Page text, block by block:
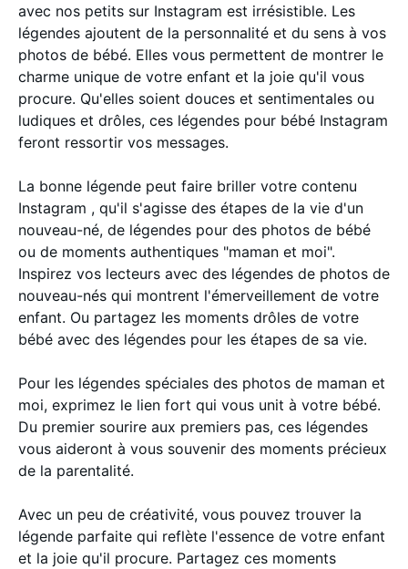
avec nos petits sur Instagram est irrésistible. Les
légendes ajoutent de la personnalité et du sens à vos
photos de bébé. Elles vous permettent de montrer le
charme unique de votre enfant et la joie qu'il vous
procure. Qu'elles soient douces et sentimentales ou
ludiques et drôles, ces légendes pour bébé Instagram
feront ressortir vos messages.
La bonne légende peut faire briller votre contenu
Instagram , qu'il s'agisse des étapes de la vie d'un
nouveau-né, de légendes pour des photos de bébé
ou de moments authentiques "maman et moi".
Inspirez vos lecteurs avec des légendes de photos de
nouveau-nés qui montrent l'émerveillement de votre
enfant. Ou partagez les moments drôles de votre
bébé avec des légendes pour les étapes de sa vie.
Pour les légendes spéciales des photos de maman et
moi, exprimez le lien fort qui vous unit à votre bébé.
Du premier sourire aux premiers pas, ces légendes
vous aideront à vous souvenir des moments précieux
de la parentalité.
Avec un peu de créativité, vous pouvez trouver la
légende parfaite qui reflète l'essence de votre enfant
et la joie qu'il procure. Partagez ces moments